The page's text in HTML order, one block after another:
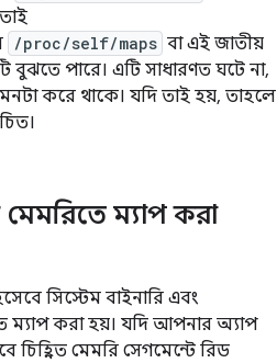
/proc/self/maps বা এই জাতীয়
বুঝতে পারে। এটি সাধারণত ঘটে না,
করে থাকে। যদি তাই হয়, তাহলে
ম্যাপ করা
সিস্টেম বাইনারি এবং
ম্যাপ করা হয়। যদি আপনার অ্যাপ
চিহ্নিত মেমরি সেগমেন্টে রিড